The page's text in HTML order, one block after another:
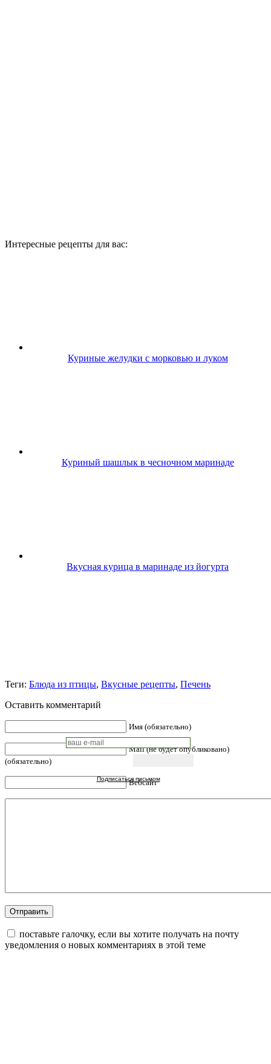
Интересные рецепты для вас:
Куриные желудки с морковью и луком
Куриный шашлык в чесночном маринаде
Вкусная курица в маринаде из йогурта
Подписаться письмом
Теги: Блюда из птицы, Вкусные рецепты, Печень
Оставить комментарий
Имя (обязательно)
Mail (не будет опубликовано)
(обязательно)
Вебсайт
поставьте галочку, если вы хотите получать на почту
уведомления о новых комментариях в этой теме